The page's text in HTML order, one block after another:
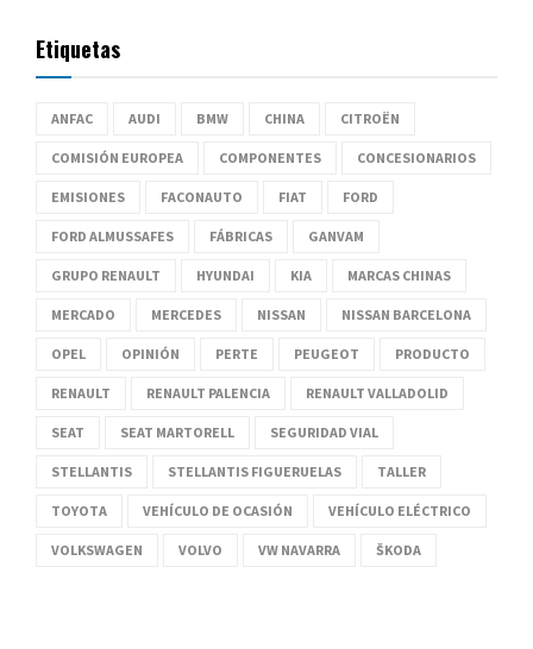
Etiquetas
ANFAC AUDI BMW CHINA CITROËN
COMISIÓN EUROPEA COMPONENTES CONCESIONARIOS
EMISIONES FACONAUTO FIAT FORD
FORD ALMUSSAFES FÁBRICAS GANVAM
GRUPO RENAULT HYUNDAI KIA MARCAS CHINAS
MERCADO MERCEDES NISSAN NISSAN BARCELONA
OPEL OPINIÓN PERTE PEUGEOT PRODUCTO
RENAULT RENAULT PALENCIA RENAULT VALLADOLID
SEAT SEAT MARTORELL SEGURIDAD VIAL
STELLANTIS STELLANTIS FIGUERUELAS TALLER
TOYOTA VEHÍCULO DE OCASIÓN VEHÍCULO ELÉCTRICO
VOLKSWAGEN VOLVO VW NAVARRA ŠKODA